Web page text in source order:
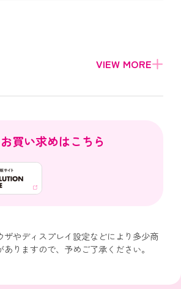
お買い求めはこちら
ザやディスプレイ設定などにより多少商
りますので、予めご了承ください。